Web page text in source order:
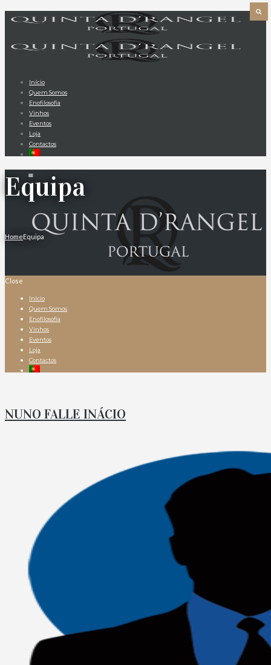
Início
Quem Somos
Enofilosofia
Vinhos
Eventos
Loja
Contactos
Equipa
HomeEquipa
Close
Início
Quem Somos
Enofilosofia
Vinhos
Eventos
Loja
Contactos
NUNO FALLE INÁCIO